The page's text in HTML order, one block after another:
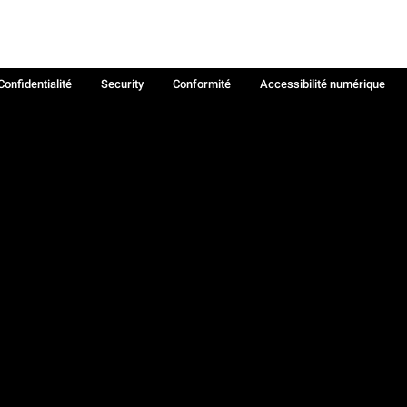
Security Conformité
Accessibilité numérique